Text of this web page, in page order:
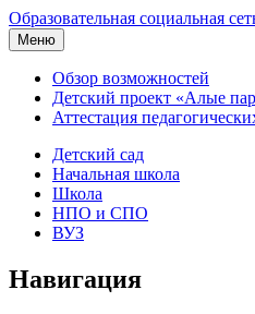
Образовательная социальная
Меню
Обзор возможностей
Детский проект «Алые
Аттестация
Детский сад
Начальная школа
Школа
НПО и СПО
ВУЗ
Навигация